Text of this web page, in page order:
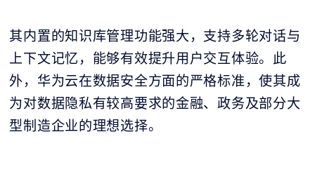
其内置的知识库管理功能强大，支持多轮对话与
上下文记忆，能够有效提升用户交互体验。此
外，华为云在数据安全方面的严格标准，使其成
为对数据隐私有较高要求的金融、政务及部分大
型制造企业的理想选择。